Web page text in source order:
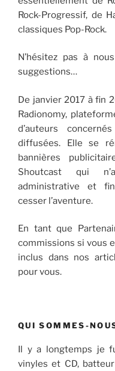
Rock-Progressif, de
classiques Pop-Rock.
N’hésitez pas à
suggestions…
De janvier 2017 à fin
Radionomy,
d’auteurs
diffusées. Elle se
bannières
Shoutcast qui
administrative et
cesser l’aventure.
En tant que
commissions si vous
inclus dans nos
pour vous.
QUI SOMMES-
Il y a longtemps je
vinyles et CD,